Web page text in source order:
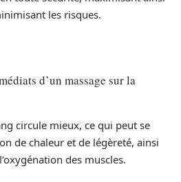
les risques.
d’un massage sur la
circule mieux, ce qui peut se
de chaleur et de légèreté, ainsi
des muscles.